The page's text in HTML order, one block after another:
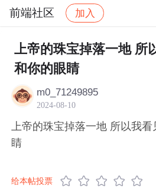
前端社区 加入
社区 前端社区 感慨
上帝的珠宝掉落一地 所
和你的眼睛
m0_71249895
2024-08-10
上帝的珠宝掉落一地 所以我
睛
给本帖投票